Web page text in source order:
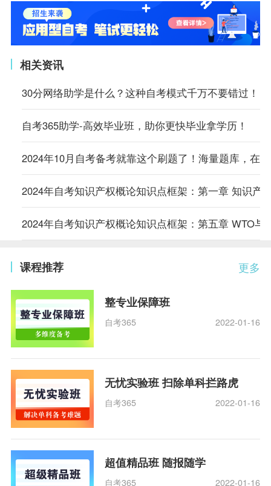
相关资讯
30分网络助学是什么？这种自考模式千万不要错过！
自考365助学-高效毕业班，助你更快毕业拿学历！
2024年10月自考备考就靠这个刷题了！海量题库，在
2024年自考知识产权概论知识点框架：第一章 知识产
2024年自考知识产权概论知识点框架：第五章 WTO与
更多
课程推荐
整专业保障班
自考365 2022-01-16
无忧实验班 扫除单科拦路虎
自考365 2022-01-16
超值精品班 随报随学
自考365 2022-01-16